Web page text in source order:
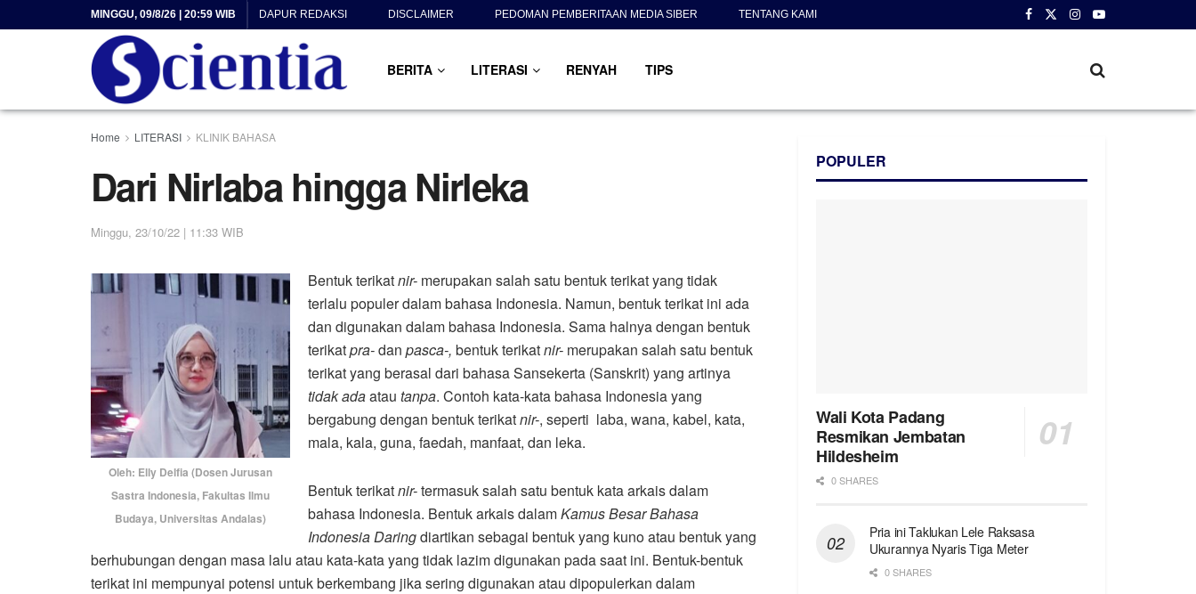
MINGGU, 09/8/26 | 20:59 WIB DAPUR REDAKSI DISCLAIMER PEDOMAN PEMBERITAAN MEDIA SIBER TENTANG KAMI
BERITA LITERASI RENYAH TIPS
Home LITERASI KLINIK BAHASA
Dari Nirlaba hingga Nirleka
Minggu, 23/10/22 | 11:33 WIB
Oleh: Elly Delfia (Dosen Jurusan
Sastra Indonesia, Fakultas Ilmu
Budaya, Universitas Andalas)
Bentuk terikatnir- merupakan salah satu bentuk terikat yang tidak
terlalu populer dalam bahasa Indonesia. Namun, bentuk terikat ini ada
dan digunakan dalam bahasa Indonesia. Sama halnya dengan bentuk
terikatpra-dan pasca-, bentuk terikatnir- merupakan salah satu bentuk
terikat yang berasal dari bahasa Sansekerta (Sanskrit) yang artinya
tidak adaatau tanpa. Contoh kata-kata bahasa Indonesia yang
bergabung dengan bentuk terikatnir-, seperti laba, wana, kabel, kata,
mala, kala, guna, faedah, manfaat, dan leka.
Bentuk terikatnir-termasuk salah satu bentuk kata arkais dalam
bahasa Indonesia. Bentuk arkais dalamKamus Besar Bahasa
Indonesia Daringdiartikan sebagai bentuk yang kuno atau bentuk yang
berhubungan dengan masa lalu atau kata-kata yang tidak lazim digunakan pada saat ini. Bentuk-bentuk
terikat ini mempunyai potensi untuk berkembang jika sering digunakan atau dipopulerkan dalam
POPULER
Wali Kota Padang
Resmikan Jembatan
Hildesheim
0 SHARES
Pria ini Taklukan Lele Raksasa
Ukurannya Nyaris Tiga Meter
0 SHARES